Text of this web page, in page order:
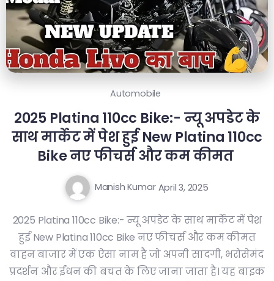
Automobile
2025 Platina 110cc Bike:- न्यू अपडेट के
साथ मार्केट में पेश हुई New Platina 110cc
Bike नए फीचर्स और कम कीमत
Manish Kumar April 3, 2025
2025 Platina 110cc Bike:- न्यू अपडेट के साथ मार्केट में पेश
हुई New Platina 110cc Bike नए फीचर्स और कम कीमत
वाहन बाजार में एक ऐसा नाम है जो अपनी सादगी, भरोसेमंद
प्रदर्शन और ईंधन की बचत के लिए जाना जाता है। यह बाइक